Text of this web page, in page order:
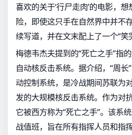
喜欢的关于‘行尸走肉’的电影，想
险，即使这只手在自然界中并不
续写道，并在文末配上了一个“笑
梅德韦杰夫提到的“死亡之手”指
自动核反击系统。据介绍，“周长
动控制系统，是冷战期间苏联为
发的大规模核反击系统。作为对
它被西方称为“死亡之手”。该系
战值班，旨在所有指挥人员和指